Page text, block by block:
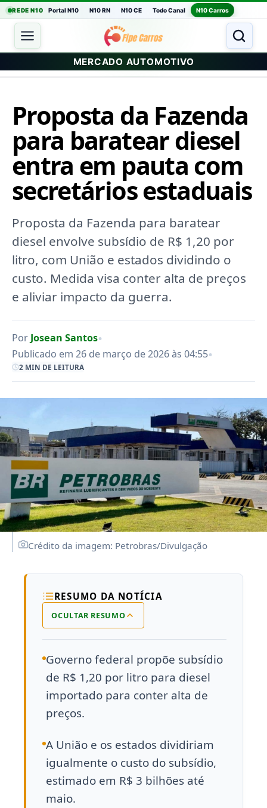
REDE N10 Portal N10 N10 RN N10 CE Todo Canal N10 Carros
MERCADO AUTOMOTIVO
Proposta da Fazenda
para baratear diesel
entra em pauta com
secretários estaduais
Proposta da Fazenda para baratear
diesel envolve subsídio de R$ 1,20 por
litro, com União e estados dividindo o
custo. Medida visa conter alta de preços
e aliviar impacto da guerra.
Por Josean Santos•
Publicado em 26 de março de 2026 às 04:55•
2 MIN DE LEITURA
Crédito da imagem: Petrobras/Divulgação
RESUMO DA NOTÍCIA
OCULTAR RESUMO
Governo federal propõe subsídio
de R$ 1,20 por litro para diesel
importado para conter alta de
preços.
A União e os estados dividiriam
igualmente o custo do subsídio,
estimado em R$ 3 bilhões até
maio.